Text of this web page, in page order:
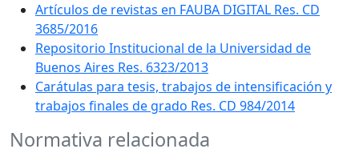
Artículos de revistas en FAUBA DIGITAL Res. CD
3685/2016
Repositorio Institucional de la Universidad de
Buenos Aires Res. 6323/2013
Carátulas para tesis, trabajos de intensificación y
trabajos finales de grado Res. CD 984/2014
Normativa relacionada